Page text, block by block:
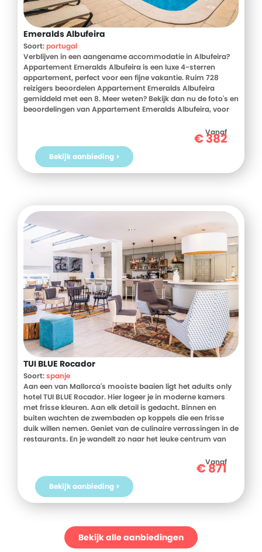
Emeralds Albufeira
Soort:portugal
Verblijven in een aangename accommodatie in Albufeira?
Appartement Emeralds Albufeira is een luxe 4-sterren
appartement, perfect voor een fijne vakantie. Ruim 728
reizigers beoordelen Appartement Emeralds Albufeira
gemiddeld met een 8. Meer weten? Bekijk dan nu de foto's en
beoordelingen van Appartement Emeralds Albufeira, voor
Portugal? Boek jouw vakantie naar Appartement Emeralds
Vanaf
€382
Bekijk aanbieding >
TUI BLUE Rocador
Soort:spanje
Aan een van Mallorca's mooiste baaien ligt het adults only
hotel TUI BLUE Rocador. Hier logeer je in moderne kamers
met frisse kleuren. Aan elk detail is gedacht. Binnen en
buiten wachten de zwembaden op koppels die een frisse
duik willen nemen. Geniet van de culinaire verrassingen in de
restaurants. En je wandelt zo naar het leuke centrum van
zoals vakantie bedoeld is. Beleef Mallorca, voel de zon en
geniet samen volop van je vakantie in hotel TUI BLUE
Rocador.
Vanaf
€871
Bekijk aanbieding >
Bekijk alle aanbiedingen